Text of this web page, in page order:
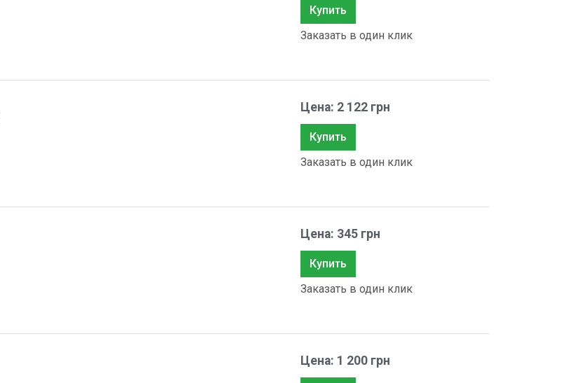
Купить
Заказать в один клик
Цена: 2 122 грн
Купить
Заказать в один клик
Цена: 345 грн
Купить
Заказать в один клик
Цена: 1 200 грн